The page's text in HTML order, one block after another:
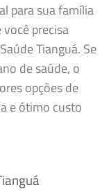
para sua família
precisa
Tianguá. Se
de saúde, o
opções de
e ótimo custo